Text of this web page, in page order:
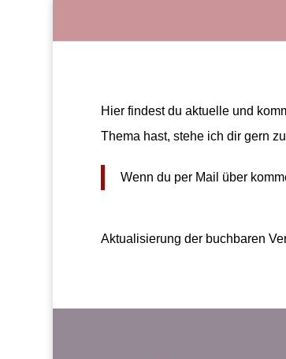
Hier findest du aktuelle und
Thema hast, stehe ich dir gern
Wenn du per Mail über
Aktualisierung der buchbaren